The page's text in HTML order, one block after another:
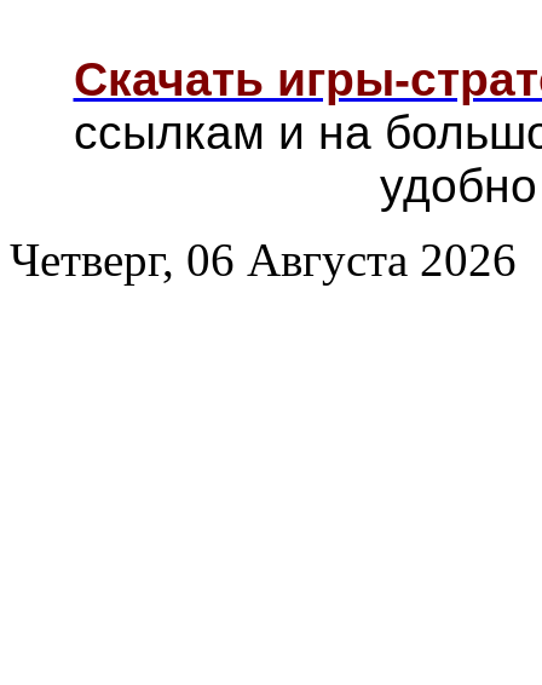
Скачать игры-
ссылкам и на
Четверг, 06 Августа 2026